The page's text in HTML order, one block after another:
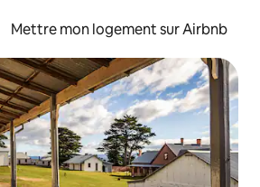
Mettre mon logement sur Airbnb